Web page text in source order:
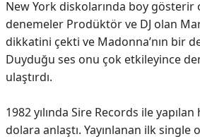
New York diskolarında boy gösterir
denemeler Prodüktör ve DJ olan
dikkatini çekti ve Madonna’nın bir
Duyduğu ses onu çok etkileyince
ulaştırdı.
1982 yılında Sire Records ile
dolara anlaştı. Yayınlanan ilk single